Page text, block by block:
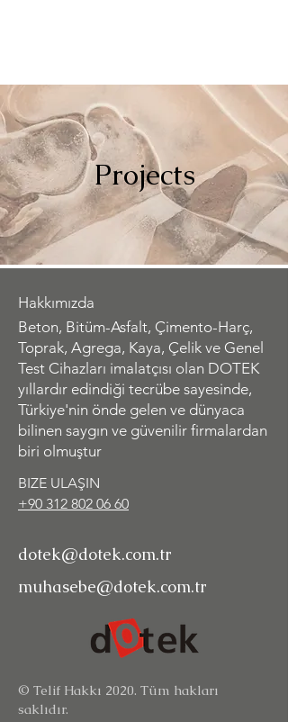
Projects
Hakkımızda
Beton, Bitüm-Asfalt, Çimento-Harç,
Toprak, Agrega, Kaya, Çelik ve Genel
Test Cihazları imalatçısı olan DOTEK
yıllardır edindiği tecrübe sayesinde,
Türkiye'nin önde gelen ve dünyaca
bilinen saygın ve güvenilir firmalardan
biri olmuştur
BIZE ULAŞIN
+90 312 802 06 60
dotek@dotek.com.tr
muhasebe@dotek.com.tr
© Telif Hakkı 2020. Tüm hakları
saklıdır.